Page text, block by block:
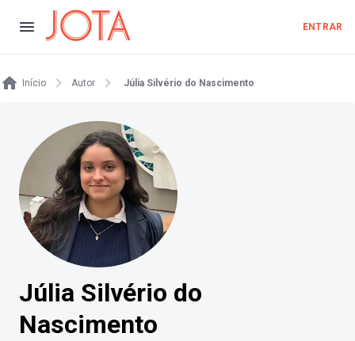
ENTRAR
Início Autor Júlia Silvério do Nascimento
Júlia Silvério do
Nascimento